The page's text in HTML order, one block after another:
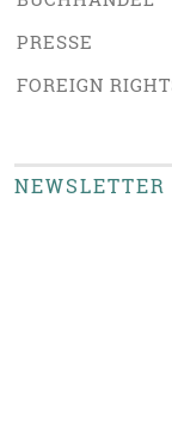
PRESSE
FOREIGN